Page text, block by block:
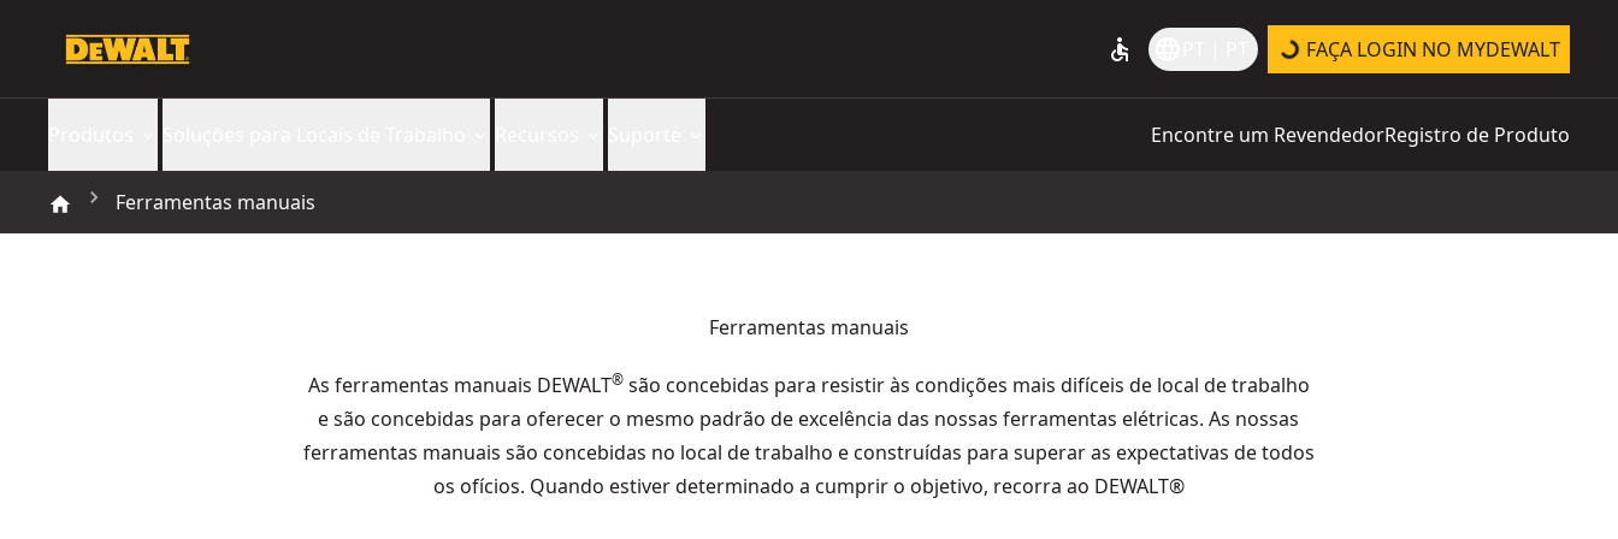
accessible FAÇA LOGIN NO MYDEWALT
Encontre um RevendedorRegistro de Produto
Ferramentas manuais
Ferramentas manuais
As ferramentas manuais DEWALT®são concebidas para resistir às condições mais difíceis de local de trabalho
e são concebidas para oferecer o mesmo padrão de excelência das nossas ferramentas elétricas. As nossas
ferramentas manuais são concebidas no local de trabalho e construídas para superar as expectativas de todos
os ofícios. Quando estiver determinado a cumprir o objetivo, recorra ao DEWALT®